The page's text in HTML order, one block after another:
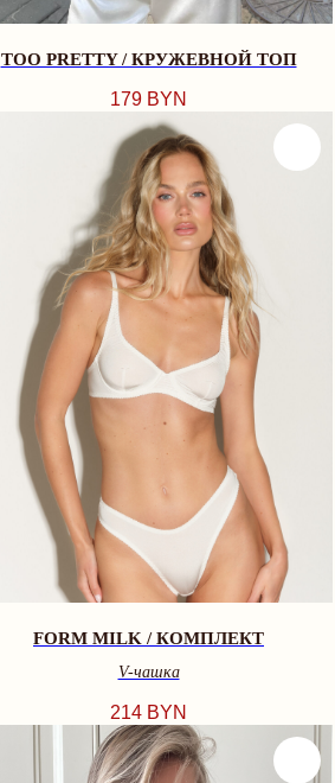
TOO PRETTY / КРУЖЕВНОЙ ТОП
179 BYN
FORM MILK / КОМПЛЕКТ
V-чашкa
214 BYN